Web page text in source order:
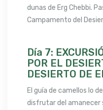
dunas de Erg Chebbi.
Campamento del
Día 7:
POR EL
DESIERTO DE
El guía de camellos lo
disfrutar del amanecer